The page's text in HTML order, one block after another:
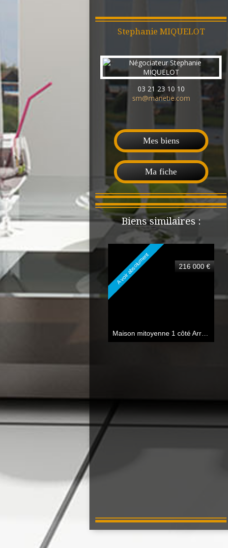
Stephanie MIQUELOT
03 21 23 10 10
sm@manetie.com
Mes biens
Ma fiche
Biens similaires :
A voir absolument 216 000 €
Maison mitoyenne 1 côté Arras